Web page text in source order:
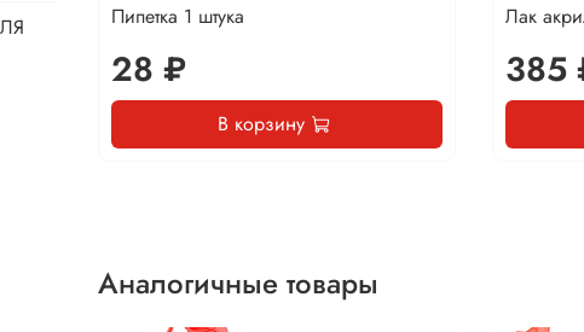
Пипетка 1 штука
28 ₽
В корзину
Лак
385
Аналогичные товары